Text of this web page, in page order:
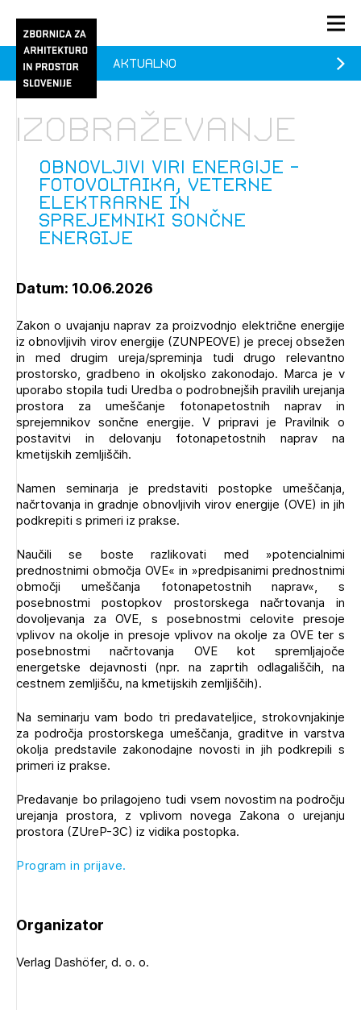
PRIJAVA
Članstvo
Praksa
1/1
Pozdravljeni
Prijavite se s svojim ZAPS uporabniškim imenom in geslom.
PRIJAVITE SE
POZABLJENO GESLO
REGISTRIRAJTE SE
OBNOVLJIVI VIRI ENERGIJE -
fotovoltaika, veterne
elektrarne in
sprejemniki sončne
energije
Izobraževanje
Aktualno
Datum: 10.06.2026
Zakon o uvajanju naprav za proizvodnjo električne energije
iz obnovljivih virov energije (ZUNPEOVE) je precej obsežen
in med drugim ureja/spreminja tudi drugo relevantno
prostorsko, gradbeno in okoljsko zakonodajo. Marca je v
uporabo stopila tudi Uredba o podrobnejših pravilih urejanja
prostora za umeščanje fotonapetostnih naprav in
sprejemnikov sončne energije. V pripravi je Pravilnik o
postavitvi in delovanju fotonapetostnih naprav na
kmetijskih zemljiščih.
Namen seminarja je predstaviti postopke umeščanja,
načrtovanja in gradnje obnovljivih virov energije (OVE) in jih
podkrepiti s primeri iz prakse.
Naučili se boste razlikovati med »potencialnimi
prednostnimi območja OVE« in »predpisanimi prednostnimi
območji umeščanja fotonapetostnih naprav«, s
posebnostmi postopkov prostorskega načrtovanja in
dovoljevanja za OVE, s posebnostmi celovite presoje
vplivov na okolje in presoje vplivov na okolje za OVE ter s
posebnostmi načrtovanja OVE kot spremljajoče
energetske dejavnosti (npr. na zaprtih odlagališčih, na
cestnem zemljišču, na kmetijskih zemljiščih).
Na seminarju vam bodo tri predavateljice, strokovnjakinje
za področja prostorskega umeščanja, graditve in varstva
okolja predstavile zakonodajne novosti in jih podkrepili s
primeri iz prakse.
Predavanje bo prilagojeno tudi vsem novostim na področju
urejanja prostora, z vplivom novega Zakona o urejanju
prostora (ZUreP-3C) iz vidika postopka.
Program in prijave.
Organizator
Verlag Dashöfer, d. o. o.
1/1
prijava
OBNOVLJIVI VIRI ENERGIJE - fotovoltaika, veterne
elektrarne in sprejemniki sončne energije (prostih
Plačnik je podjetje
PRIJAVITE SE
1/2
Prijava na novičnik
Ostanite na tekočem z novicami in se naročite na
Novičnike. Označite svojo izbiro.
Mesečni novičnik
Novičnik izobraževanj
Novičnik natečajev
Tedenski novičnik javnih naročil
Dnevne medijske objave
NAPREJ